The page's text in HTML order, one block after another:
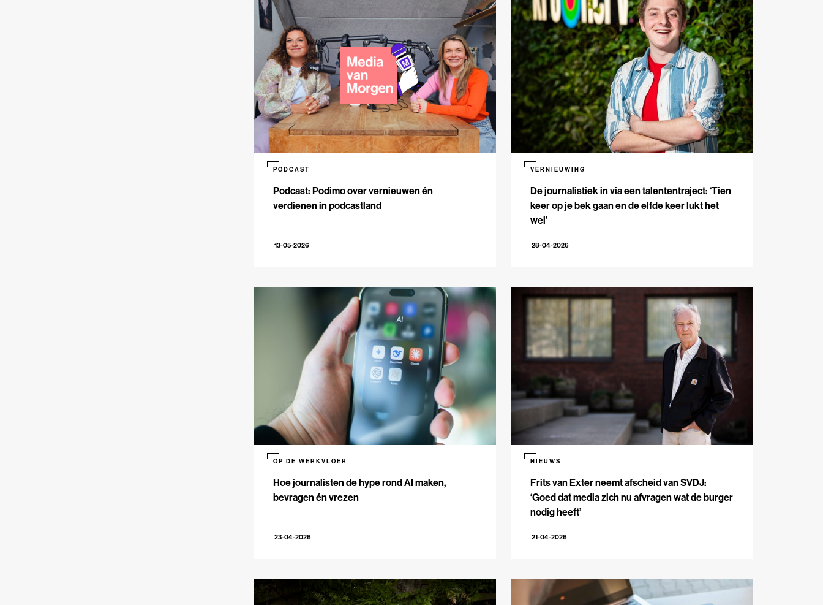
Podcast: Podimo over vernieuwen én
verdienen in podcastland
PODCAST
13-05-2026
De journalistiek in via een talententraject: ‘Tien
keer op je bek gaan en de elfde keer lukt het
wel’
VERNIEUWING
28-04-2026
Hoe journalisten de hype rond AI maken,
bevragen én vrezen
OP DE WERKVLOER
23-04-2026
Frits van Exter neemt afscheid van SVDJ:
‘Goed dat media zich nu afvragen wat de burger
nodig heeft’
NIEUWS
21-04-2026